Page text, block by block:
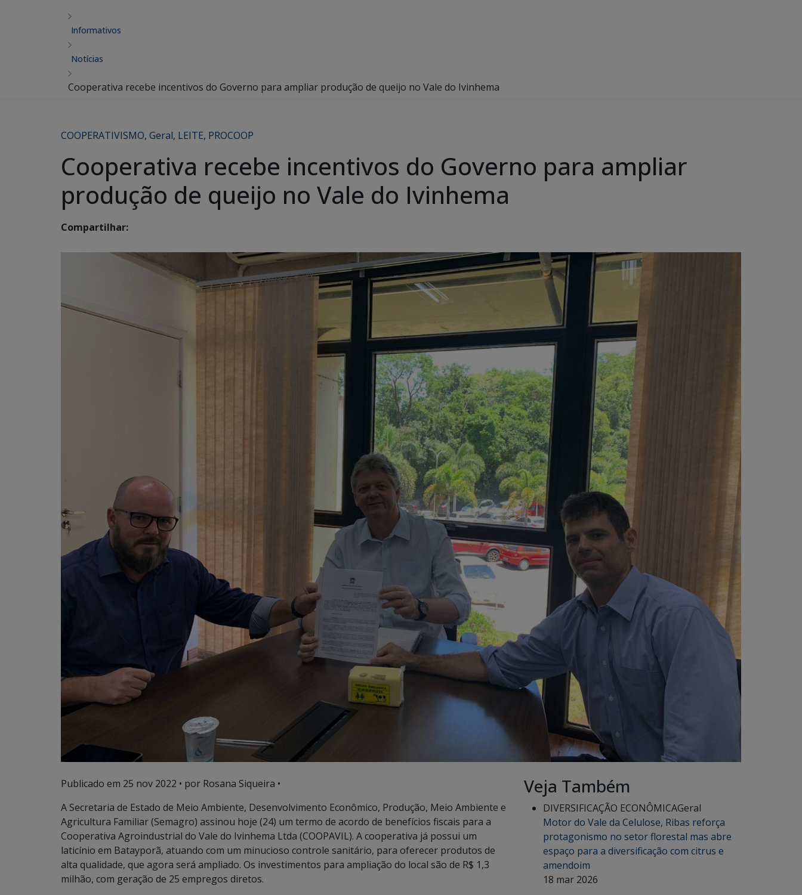
Informativos
Notícias
Cooperativa recebe incentivos do Governo para ampliar produção de queijo no Vale do Ivinhema
COOPERATIVISMO, Geral, LEITE, PROCOOP
Cooperativa recebe incentivos do Governo para ampliar
produção de queijo no Vale do Ivinhema
Compartilhar:
Publicado em 25 nov 2022 • por Rosana Siqueira •
A Secretaria de Estado de Meio Ambiente, Desenvolvimento Econômico, Produção, Meio Ambiente e
Agricultura Familiar (Semagro) assinou hoje (24) um termo de acordo de benefícios fiscais para a
Cooperativa Agroindustrial do Vale do Ivinhema Ltda (COOPAVIL). A cooperativa já possui um
laticínio em Batayporã, atuando com um minucioso controle sanitário, para oferecer produtos de
alta qualidade, que agora será ampliado. Os investimentos para ampliação do local são de R$ 1,3
milhão, com geração de 25 empregos diretos.
Veja Também
DIVERSIFICAÇÃO ECONÔMICAGeral
Motor do Vale da Celulose, Ribas reforça
protagonismo no setor florestal mas abre
espaço para a diversificação com citrus e
amendoim
18 mar 2026